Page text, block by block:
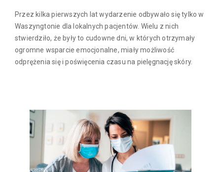
Przez kilka pierwszych lat wydarzenie odbywało się tylko w
Waszyngtonie dla lokalnych pacjentów. Wielu z nich
stwierdziło, że były to cudowne dni, w których otrzymały
ogromne wsparcie emocjonalne, miały możliwość
odprężenia się i poświęcenia czasu na pielęgnację skóry.